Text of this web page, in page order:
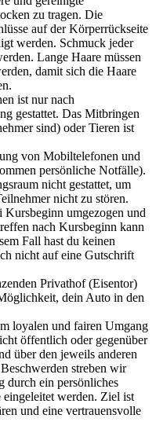
zu tragen. Die
auf der Körperrückseite
werden. Schmuck jeder
Lange Haare müssen
damit sich die Haare
ist nur nach
gestattet. Das Mitbringen
sind) oder Tieren ist
von Mobiltelefonen und
persönliche Notfälle).
nicht gestattet, um
nicht zu stören.
umgezogen und
nach Kursbeginn kann
Fall hast du keinen
nicht auf eine Gutschrift
Privathof (Eisentor)
dein Auto in den
loyalen und fairen Umgang
öffentlich oder gegenüber
über den jeweils anderen
streben wir
durch ein persönliches
eingeleitet werden. Ziel ist
und eine vertrauensvolle